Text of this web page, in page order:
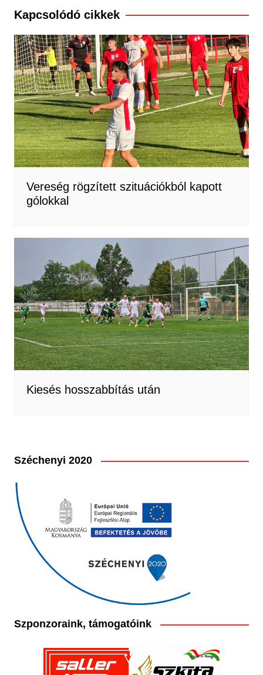
Kapcsolódó cikkek
Vereség rögzített szituációkból kapott
gólokkal
Kiesés hosszabbítás után
Széchenyi 2020
Szponzoraink, támogatóink